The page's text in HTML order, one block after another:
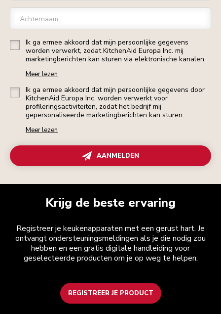
Achternaam
Ik ga ermee akkoord dat mijn persoonlijke gegevens
worden verwerkt, zodat KitchenAid Europa Inc. mij
marketingberichten kan sturen via elektronische kanalen.
Meer lezen
Ik ga ermee akkoord dat mijn persoonlijke gegevens door
KitchenAid Europa Inc. worden verwerkt voor
profileringsactiviteiten, zodat het bedrijf mij
gepersonaliseerde marketingberichten kan sturen.
Meer lezen
AANMELDEN
Krijg de beste ervaring
Registreer je keukenapparaten met een gerust hart. Je
ontvangt ondersteuningsmeldingen als je die nodig zou
hebben en een gratis digitale handleiding voor
geselecteerde producten om je op weg te helpen.
REGISTREER JE PRODUCT